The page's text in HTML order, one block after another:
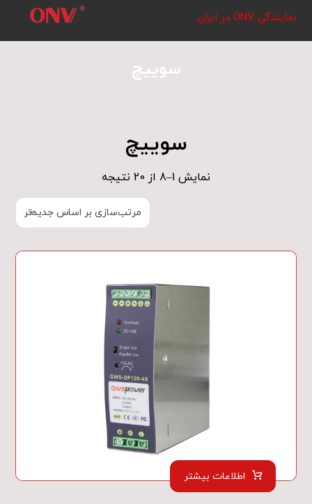
نمایندگی ONV در ایران
سوییچ
سوییچ
نمایش 1–8 از 20 نتیجه
اطلاعات بیشتر